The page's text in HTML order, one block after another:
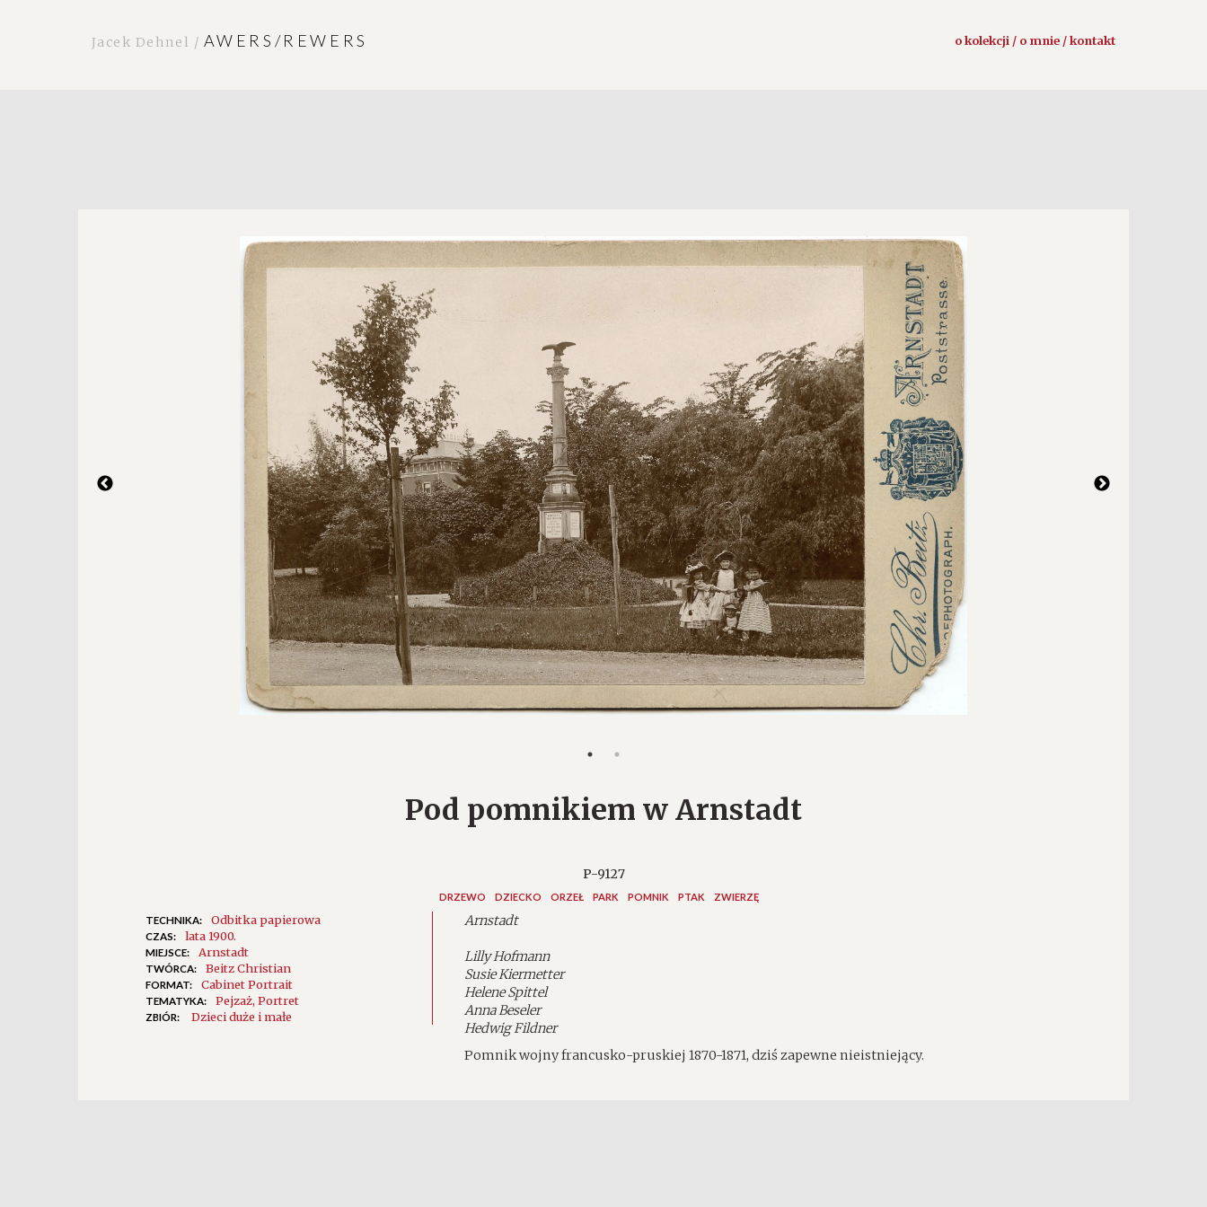
Jacek Dehnel / AWERS/REWERS o kolekcji / o mnie / kontakt
Pod pomnikiem w Arnstadt
P-9127
DRZEWO DZIECKO ORZEŁ PARK POMNIK PTAK ZWIERZĘ
TECHNIKA: Odbitka papierowa
CZAS: lata 1900.
MIEJSCE: Arnstadt
TWÓRCA: Beitz Christian
FORMAT: Cabinet Portrait
TEMATYKA: Pejzaż Portret
ZBIÓR: Dzieci duże i małe
Arnstadt
Lilly Hofmann
Susie Kiermetter
Helene Spittel
Anna Beseler
Hedwig Fildner
Pomnik wojny francusko-pruskiej 1870-1871, dziś zapewne nieistniejący.